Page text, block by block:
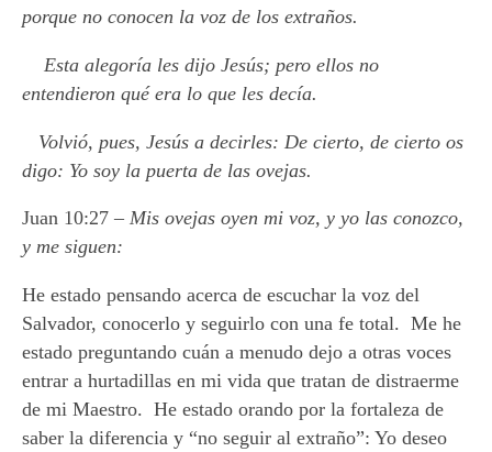
porque no conocen la voz de los extraños.
Esta alegoría les dijo Jesús; pero ellos no
entendieron qué era lo que les decía.
Volvió, pues, Jesús a decirles: De cierto, de cierto os
digo: Yo soy la puerta de las ovejas.
Juan 10:27 – Mis ovejas oyen mi voz, y yo las conozco,
y me siguen:
He estado pensando acerca de escuchar la voz del
Salvador, conocerlo y seguirlo con una fe total. Me he
estado preguntando cuán a menudo dejo a otras voces
entrar a hurtadillas en mi vida que tratan de distraerme
de mi Maestro. He estado orando por la fortaleza de
saber la diferencia y “no seguir al extraño”: Yo deseo